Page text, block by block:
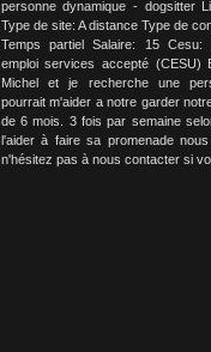
personne dynamique - dogsitter
Type de site: A distance Type de
Temps partiel Salaire: 15 Cesu:
emploi services accepté (CESU)
Michel et je recherche une
pourrait m'aider a notre garder
de 6 mois. 3 fois par semaine
l'aider à faire sa promenade
n'hésitez pas à nous contacter si